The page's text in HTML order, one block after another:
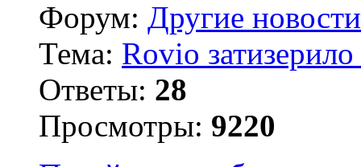
Форум: Другие
Тема: Rovio
Ответы: 28
Просмотры: 9220